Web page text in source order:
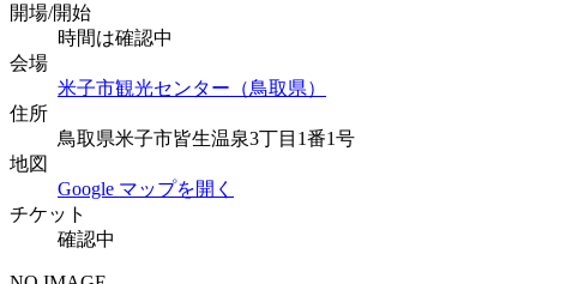
開場/開始
時間は確認中
会場
米子市観光センター（鳥取県）
住所
鳥取県米子市皆生温泉3丁目1番1号
地図
Google マップを開く
チケット
確認中